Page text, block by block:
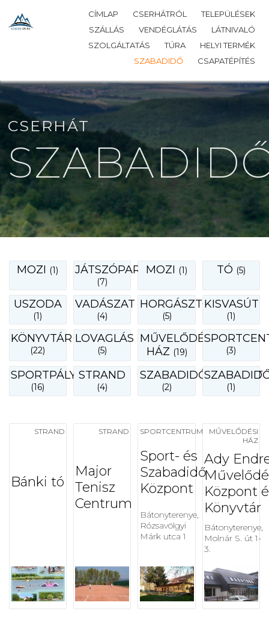
CÍMLAP CSERHÁTRÓL
TELEPÜLÉSEK
SZÁLLÁS
VENDÉGLÁTÁS
LÁTNIVALÓ
SZOLGÁLTATÁS
TÚRA
HELYI TERMÉK
SZABADIDŐ
CSAPATÉPÍTÉS
CSERHÁT
MOZI (1) JÁTSZÓPARK
(7)
MOZI (1) TÓ (5)
USZODA
(1)
VADÁSZAT
(4)
HORGÁSZTÓ
(5)
KISVASÚT
(1)
KÖNYVTÁR
(22)
LOVAGLÁS
(5)
MŰVELŐDÉSI
HÁZ (19) (3)
SPORTPÁLYA
(16)
STRAND
(4)
SZABADIDŐKÖZPONT
(2) (1)
STRAND
Bánki tó
STRAND
Major
Tenisz
Centrum
SPORTCENTRUM
Sport- és
Szabadidő
Központ
Bátonyterenye,
Rózsavölgyi
Márk utca 1
MŰVELŐDÉSI
HÁZ
Ady
Központ
Könyvtár
Bátonyterenye,
Molnár S. út 1-
3.